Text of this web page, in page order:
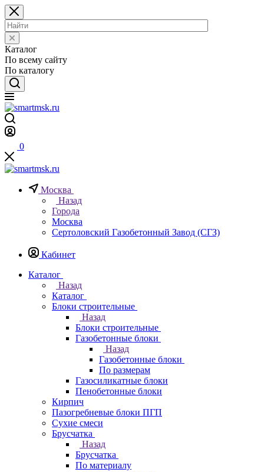
Каталог
По всему сайту
По каталогу
0
Москва
Назад
Города
Москва
Сертоловский Газобетонный Завод (СГЗ)
Кабинет
Каталог
Назад
Каталог
Блоки строительные
Назад
Блоки строительные
Газобетонные блоки
Назад
Газобетонные блоки
По размерам
Газосиликатные блоки
Пенобетонные блоки
Кирпич
Пазогребневые блоки ПГП
Сухие смеси
Брусчатка
Назад
Брусчатка
По материалу